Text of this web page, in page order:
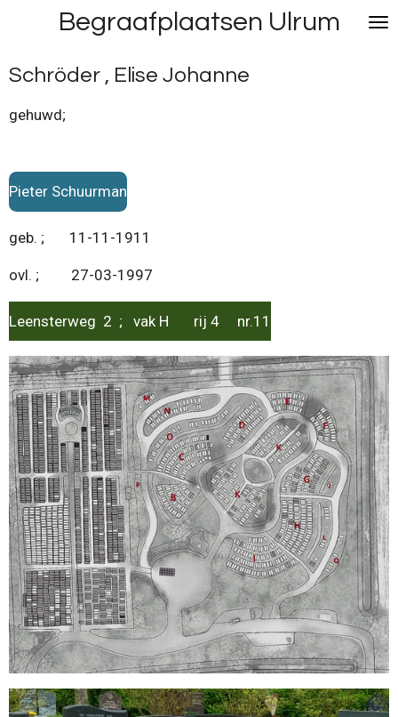
naar
de
hoofdinhoud
Begraafplaatsen Ulrum
Schröder , Elise Johanne
gehuwd;
Pieter Schuurman
geb. ; 11-11-1911
ovl. ; 27-03-1997
Leensterweg 2 ; vak H rij 4 nr.11